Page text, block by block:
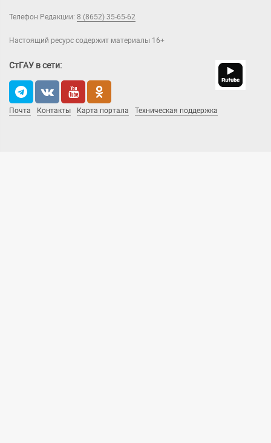
Телефон Редакции: 8 (8652) 35-65-62
Настоящий ресурс содержит материалы 16+
СтГАУ в сети:
Почта Контакты Карта портала Техническая поддержка